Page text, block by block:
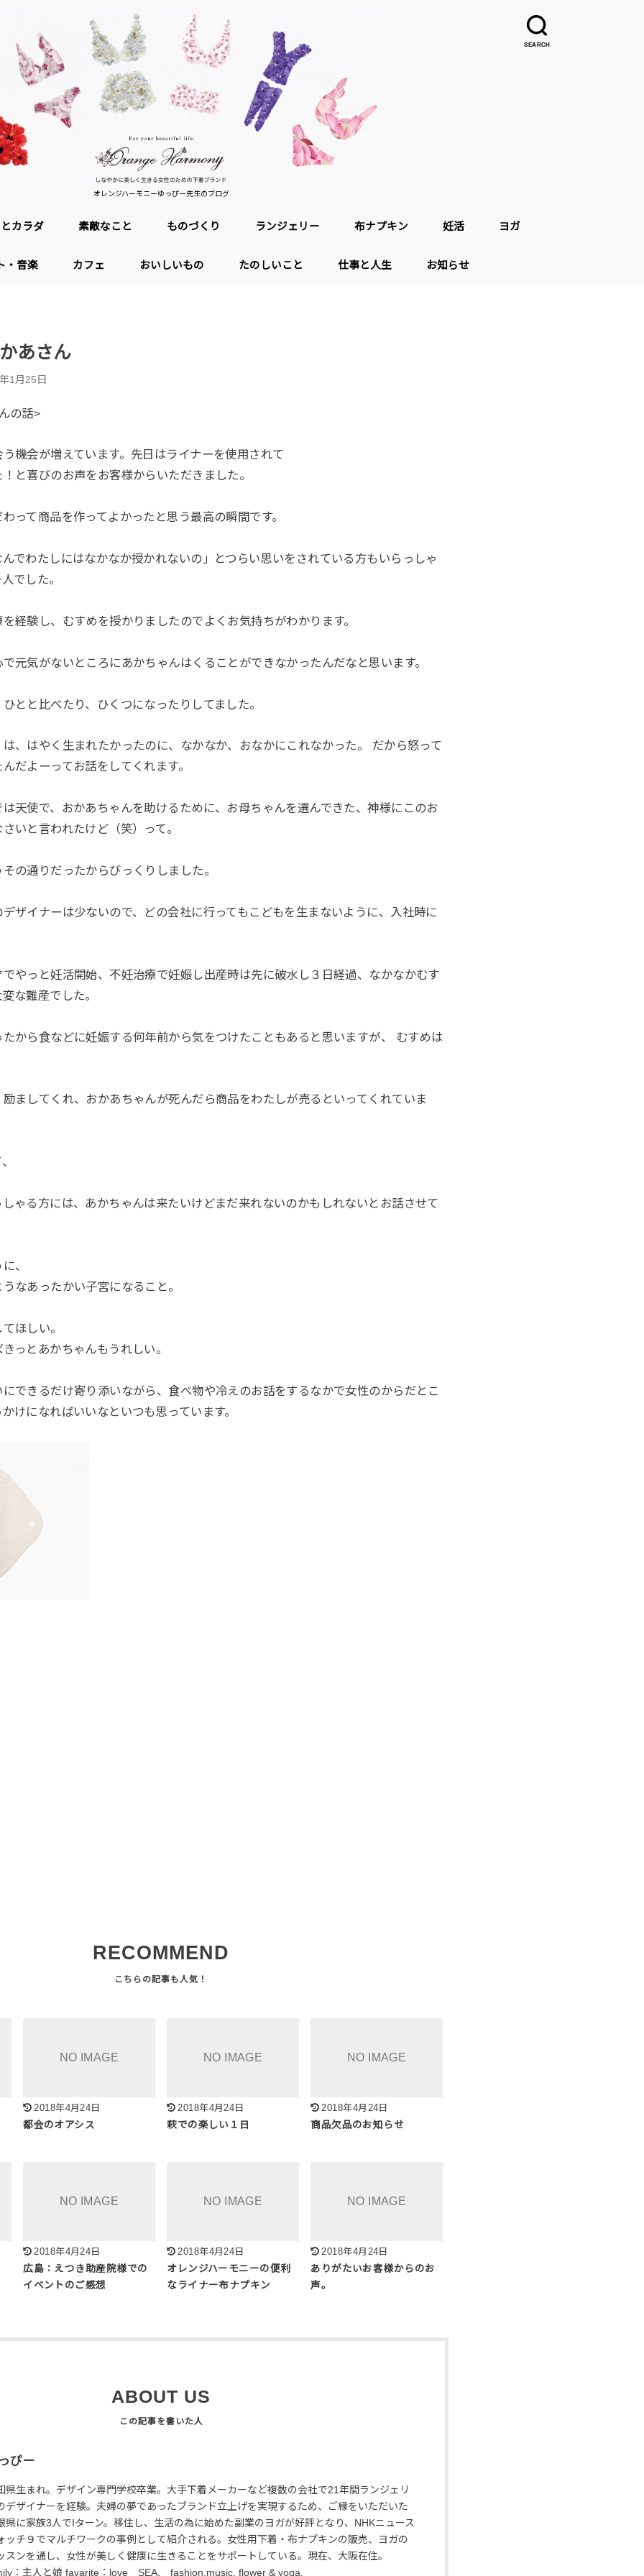
SEARCH
オレンジハーモニーゆっぴー先生のブログ
カラダ 素敵なこと ものづくり ランジェリー 布ナプキン 妊活 ヨガ
・音楽 カフェ おいしいもの たのしいこと 仕事と人生 お知らせ
あさん
1月25日
の話>
機会が増えています。先日はライナーを使用されて
と喜びのお声をお客様からいただきました。
って商品を作ってよかったと思う最高の瞬間です。
でわたしにはなかなか授かれないの」とつらい思いをされている方もいらっしゃ
でした。
経験し、むすめを授かりましたのでよくお気持ちがわかります。
元気がないところにあかちゃんはくることができなかったんだなと思います。
とと比べたり、ひくつになったりしてました。
、はやく生まれたかったのに、なかなか、おなかにこれなかった。 だから怒って
だよーってお話をしてくれます。
天使で、おかあちゃんを助けるために、お母ちゃんを選んできた、神様にこのお
いと言われたけど（笑）って。
の通りだったからびっくりしました。
ザイナーは少ないので、どの会社に行ってもこどもを生まないように、入社時に
やっと妊活開始、不妊治療で妊娠し出産時は先に破水し３日経過、なかなかむす
な難産でした。
から食などに妊娠する何年前から気をつけたこともあると思いますが、 むすめは
ましてくれ、おかあちゃんが死んだら商品をわたしが売るといってくれていま
ゃる方には、あかちゃんは来たいけどまだ来れないのかもしれないとお話させて
、
なあったかい子宮になること。
ほしい。
っとあかちゃんもうれしい。
できるだけ寄り添いながら、食べ物や冷えのお話をするなかで女性のからだとこ
けになればいいなといつも思っています。
RECOMMEND
2018年4月24日
都会のオアシス
2018年4月24日
萩での楽しい１日
2018年4月24日
商品欠品のお知らせ
2018年4月24日
広島：えつき助産院様での
イベントのご感想
2018年4月24日
オレンジハーモニーの便利
なライナー布ナプキン
2018年4月24日
ありがたいお客様からのお
声。
ABOUT US
ぴー
県生まれ。デザイン専門学校卒業。大手下着メーカーなど複数の会社で21年間ランジェリ
デザイナーを経験。夫婦の夢であったブランド立上げを実現するため、ご縁をいただいた
県に家族3人でIターン。移住し、生活の為に始めた副業のヨガが好評となり、NHKニュース
ッチ９でマルチワークの事例として紹介される。女性用下着・布ナプキンの販売、ヨガの
スンを通し、女性が美しく健康に生きることをサポートしている。現在、大阪在住。
：主人と娘 favarite：love SEA, fashion,music, flower & yoga.